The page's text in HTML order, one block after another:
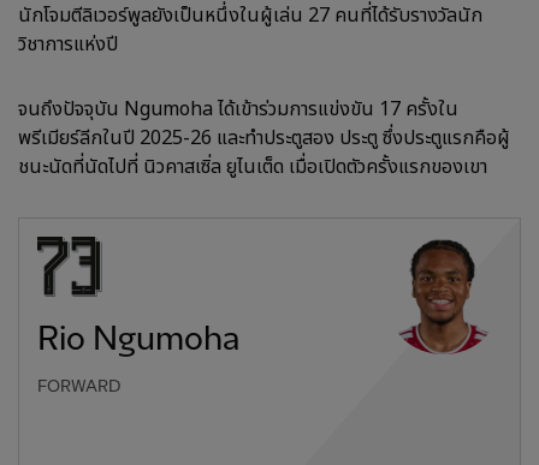
นักโจมตีลิเวอร์พูลยังเป็นหนึ่งในผู้เล่น 27 คนที่ได้รับรางวัลนัก
วิชาการแห่งปี
จนถึงปัจจุบัน Ngumoha ได้เข้าร่วมการแข่งขัน 17 ครั้งใน
พรีเมียร์ลีกในปี 2025-26 และทำประตูสอง ประตู ซึ่งประตูแรกคือผู้
ชนะนัดที่นัดไปที่ นิวคาสเซิ่ล ยูไนเต็ด เมื่อเปิดตัวครั้งแรกของเขา
Rio Ngumoha
FORWARD